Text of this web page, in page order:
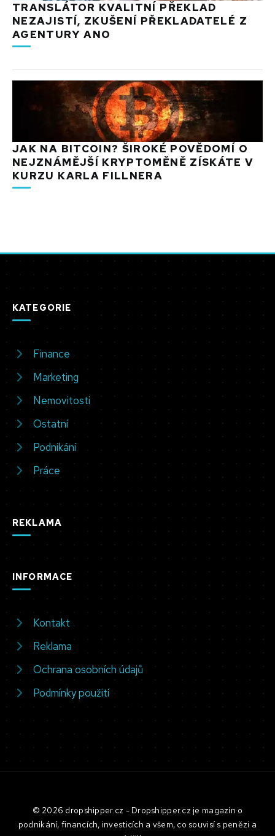
TRANSLÁTOR KVALITNÍ PŘEKLAD
NEZAJISTÍ, ZKUŠENÍ PŘEKLADATELÉ Z
AGENTURY ANO
JAK NA BITCOIN? ŠIROKÉ POVĚDOMÍ O
NEJZNÁMĚJŠÍ KRYPTOMĚNĚ ZÍSKÁTE V
KURZU KARLA FILLNERA
KATEGORIE
Finance
Marketing
Nemovitosti
Ostatní
Podnikání
Práce
REKLAMA
INFORMACE
Kontakt
Reklama
Ochrana osobních údajů
Podmínky použití
© 2026 dropshipper.cz - Dropshipper.cz je magazín o
podnikání, financích, investicích a všem, co souvisí s penězi a